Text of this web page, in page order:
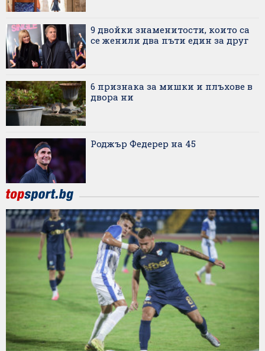
9 двойки знаменитости, които са
се женили два пъти един за друг
6 признака за мишки и плъхове в
двора ни
Роджър Федерер на 45